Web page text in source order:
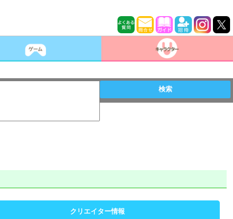
検索
クリエイター情報